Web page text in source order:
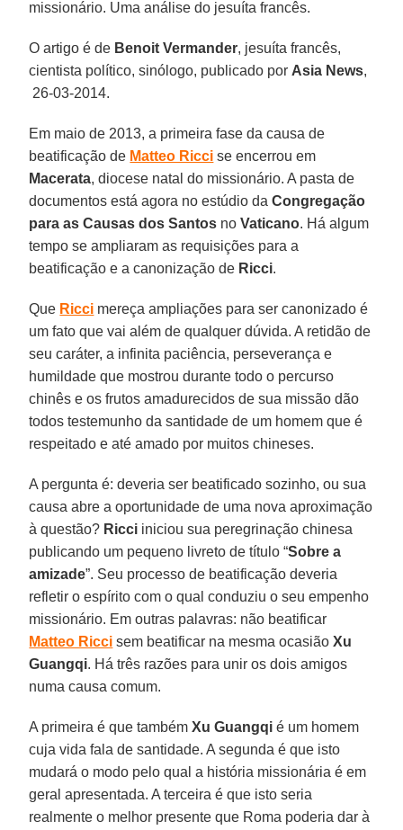
missionário. Uma análise do jesuíta francês.
O artigo é de Benoit Vermander, jesuíta francês,
cientista político, sinólogo, publicado por Asia News,
26-03-2014.
Em maio de 2013, a primeira fase da causa de
beatificação de Matteo Ricci se encerrou em
Macerata, diocese natal do missionário. A pasta de
documentos está agora no estúdio daCongregação
para as Causas dos Santos noVaticano. Há algum
tempo se ampliaram as requisições para a
beatificação e a canonização de Ricci.
Que Ricci mereça ampliações para ser canonizado é
um fato que vai além de qualquer dúvida. A retidão de
seu caráter, a infinita paciência, perseverança e
humildade que mostrou durante todo o percurso
chinês e os frutos amadurecidos de sua missão dão
todos testemunho da santidade de um homem que é
respeitado e até amado por muitos chineses.
A pergunta é: deveria ser beatificado sozinho, ou sua
causa abre a oportunidade de uma nova aproximação
à questão? Ricci iniciou sua peregrinação chinesa
publicando um pequeno livreto de título “Sobre a
amizade”. Seu processo de beatificação deveria
refletir o espírito com o qual conduziu o seu empenho
missionário. Em outras palavras: não beatificar
Matteo Ricci sem beatificar na mesma ocasiãoXu
Guangqi. Há três razões para unir os dois amigos
numa causa comum.
A primeira é que tambémXu Guangqi é um homem
cuja vida fala de santidade. A segunda é que isto
mudará o modo pelo qual a história missionária é em
geral apresentada. A terceira é que isto seria
realmente o melhor presente que Roma poderia dar à